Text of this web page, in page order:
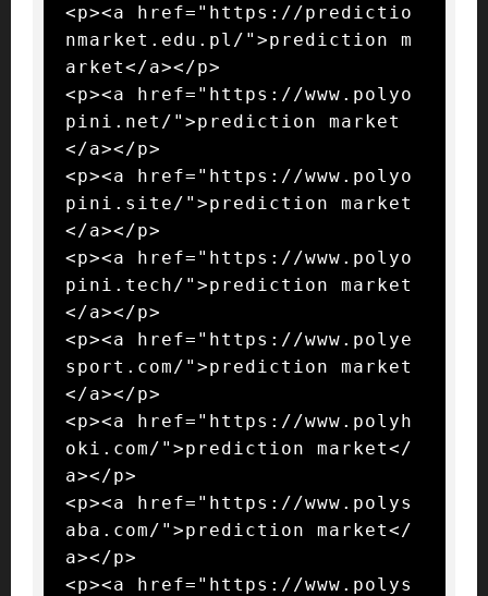
<p><a href="https://predictio
nmarket.edu.pl/">prediction m
arket</a></p>
<p><a href="https://www.polyo
pini.net/">prediction market
</a></p>
<p><a href="https://www.polyo
pini.site/">prediction market
</a></p>
<p><a href="https://www.polyo
pini.tech/">prediction market
</a></p>
<p><a href="https://www.polye
sport.com/">prediction market
</a></p>
<p><a href="https://www.polyh
oki.com/">prediction market</
a></p>
<p><a href="https://www.polys
aba.com/">prediction market</
a></p>
<p><a href="https://www.polys